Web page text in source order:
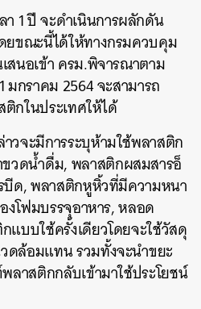
า1ปีจะดำเนินการผลักดัน
ยขณะนี้ได้ให้ทางกรมควบคุม
สนอเข้าครม.พิจารณาตาม
1มกราคม 2564จะสามารถ
กในประเทศให้ได้
วจะมีการระบุห้ามใช้พลาสติก
วดน้ำดื่ม,พลาสติกผสมสารอ็
บีด,พลาสติกหูหิ้วที่มีความหนา
งโฟมบรรจุอาหาร,หลอด
แบบใช้ครั้งเดียวโดยจะใช้วัสดุ
ดล้อมแทนรวมทั้งจะนำขยะ
สติกกลับเข้ามาใช้ประโยชน์